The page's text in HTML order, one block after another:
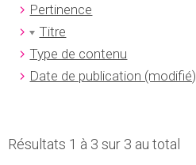
Pertinence
Titre
Type de contenu
Date de publication (modifié)
Résultats 1 à 3 sur 3 au total